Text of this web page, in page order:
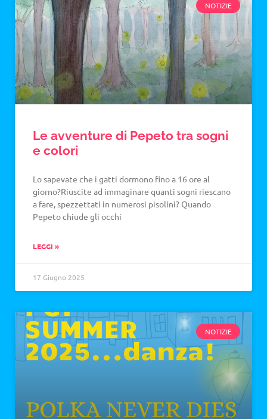
NOTIZIE
Le avventure di Pepeto tra sogni
e colori
Lo sapevate che i gatti dormono fino a 16 ore al
giorno?Riuscite ad immaginare quanti sogni riescano
a fare, spezzettati in numerosi pisolini? Quando
Pepeto chiude gli occhi
LEGGI »
17 Giugno 2025
NOTIZIE